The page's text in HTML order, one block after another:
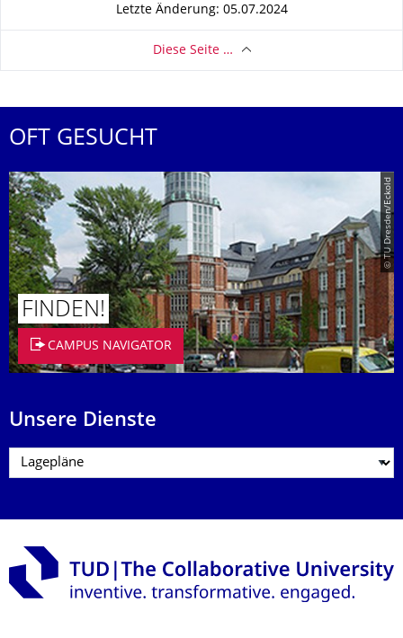
Letzte Änderung: 05.07.2024
Diese Seite …
OFT GESUCHT
© TU Dresden/Eckold
FINDEN!
CAMPUS NAVIGATOR
Unsere Dienste